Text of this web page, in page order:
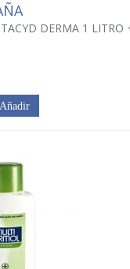
DERMA 1 LITRO
Añadir